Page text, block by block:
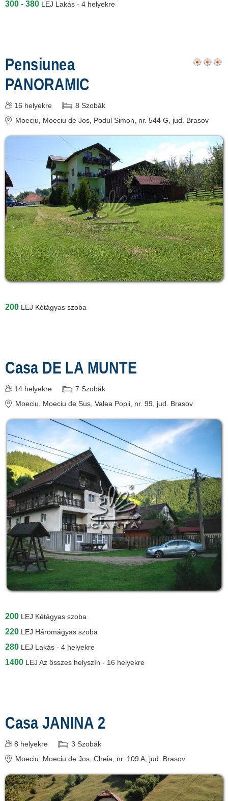
300 - 380 LEJ Lakás - 4 helyekre
Pensiunea
PANORAMIC
16 helyekre 8 Szobák
Moeciu , Moeciu de Jos, Podul Simon, nr. 544 G , jud. Brasov
200 LEJ Kétágyas szoba
Casa DE LA MUNTE
14 helyekre 7 Szobák
Moeciu , Moeciu de Sus, Valea Popii, nr. 99 , jud. Brasov
200 LEJ Kétágyas szoba
220 LEJ Háromágyas szoba
280 LEJ Lakás - 4 helyekre
1400 LEJ Az összes helyszín - 16 helyekre
Casa JANINA 2
8 helyekre 3 Szobák
Moeciu , Moeciu de Jos, Cheia, nr. 109 A , jud. Brasov